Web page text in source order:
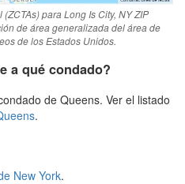
para Long Is City, NY ZIP
de área generalizada del área de
de los Estados Unidos.
a qué condado?
de Queens. Ver el listado
.
New York.